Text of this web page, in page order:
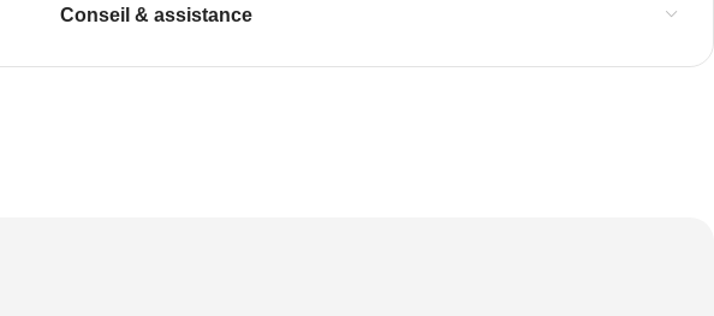
Conseil & assistance